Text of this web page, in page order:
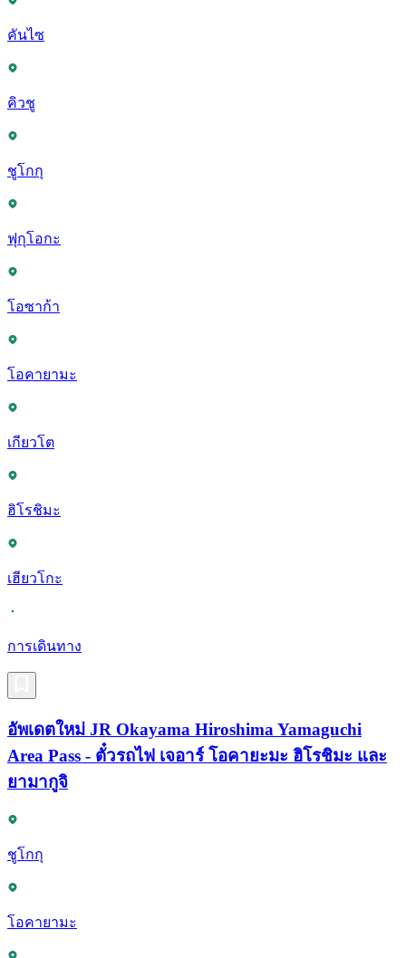
คันไซ
คิวชู
ชูโกกุ
ฟุกุโอกะ
โอซาก้า
โอคายามะ
เกียวโต
ฮิโรชิมะ
เฮียวโกะ
การเดินทาง
อัพเดตใหม่ JR Okayama Hiroshima Yamaguchi
Area Pass - ตั๋วรถไฟ เจอาร์ โอคายะมะ ฮิโรชิมะ และ
ยามากูจิ
ชูโกกุ
โอคายามะ